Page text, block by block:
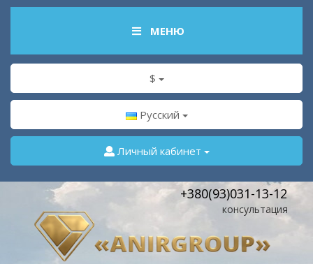
МЕНЮ
$
Русский
Личный кабинет
+380(93)031-13-12
консультация